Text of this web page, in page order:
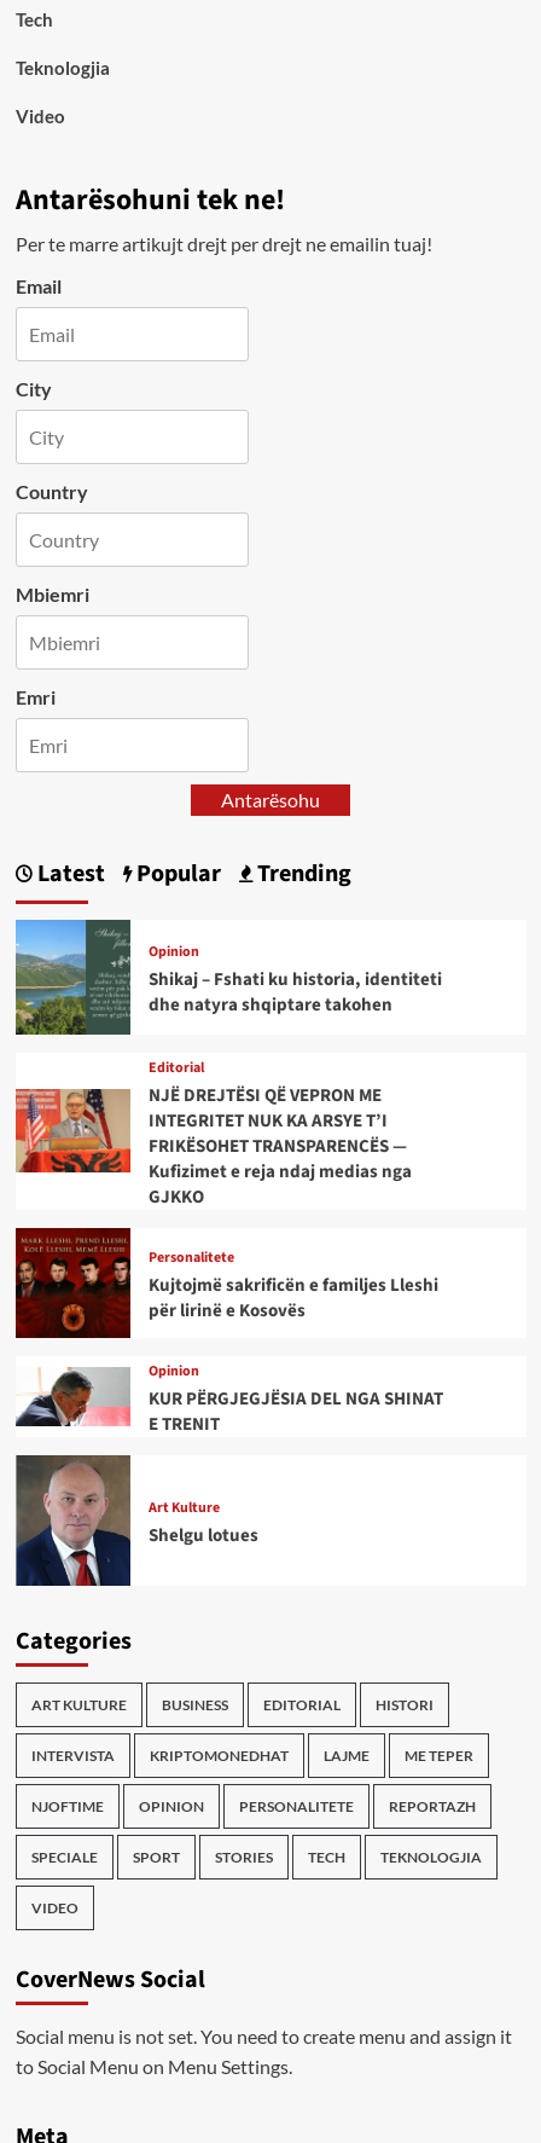
Tech
Teknologjia
Video
Antarësohuni tek ne!
Per te marre artikujt drejt per drejt ne emailin tuaj!
Email
City
Country
Mbiemri
Emri
Antarësohu
Latest Popular Trending
Opinion
Shikaj – Fshati ku historia, identiteti
dhe natyra shqiptare takohen
Editorial
NJË DREJTËSI QË VEPRON ME
INTEGRITET NUK KA ARSYE T’I
FRIKËSOHET TRANSPARENCËS —
Kufizimet e reja ndaj medias nga
GJKKO
Personalitete
Kujtojmë sakrificën e familjes Lleshi
për lirinë e Kosovës
Opinion
KUR PËRGJEGJËSIA DEL NGA SHINAT
E TRENIT
Art Kulture
Shelgu lotues
Categories
ART KULTURE BUSINESS EDITORIAL HISTORI
INTERVISTA KRIPTOMONEDHAT LAJME ME TEPER
NJOFTIME OPINION PERSONALITETE REPORTAZH
SPECIALE SPORT STORIES TECH TEKNOLOGJIA
VIDEO
CoverNews Social
Social menu is not set. You need to create menu and assign it
to Social Menu on Menu Settings.